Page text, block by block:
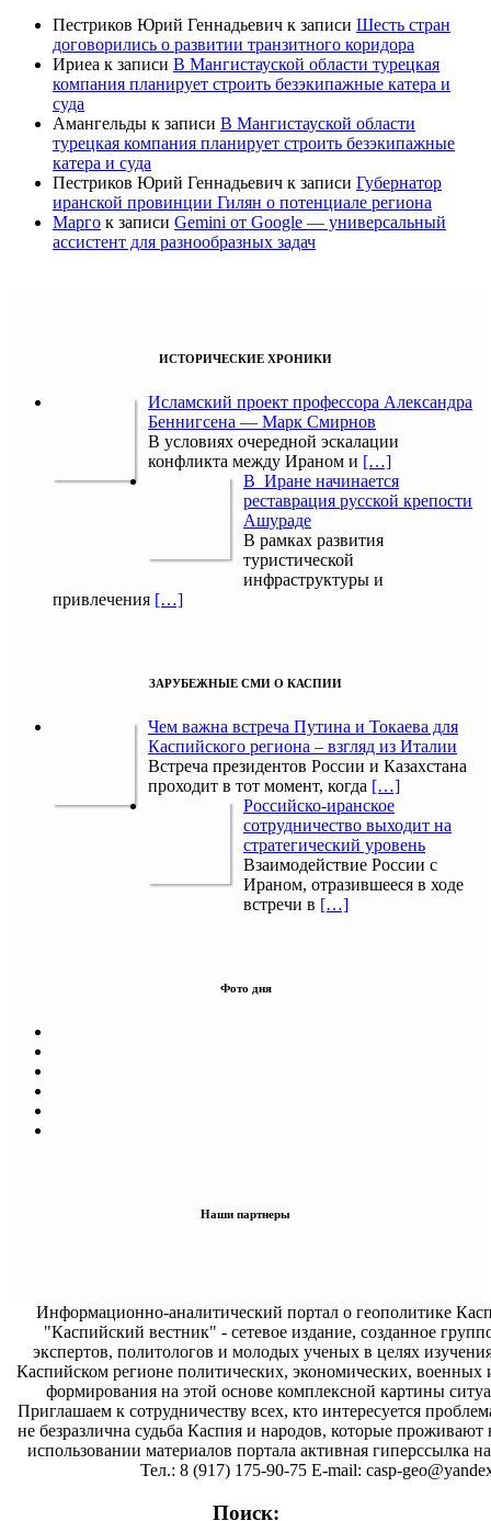
Пестриков Юрий Геннадьевич к записи Шесть стран
договорились о развитии транзитного коридора
Ириеа к записи В Мангистауской области турецкая
компания планирует строить безэкипажные катера и
суда
Амангельды к записи В Мангистауской области
турецкая компания планирует строить безэкипажные
катера и суда
Пестриков Юрий Геннадьевич к записи Губернатор
иранской провинции Гилян о потенциале региона
Марго к записи Gemini от Google — универсальный
ассистент для разнообразных задач
ИСТОРИЧЕСКИЕ ХРОНИКИ
Исламский проект профессора Александра
Беннигсена — Марк Смирнов
В условиях очередной эскалации
конфликта между Ираном и […]
В Иране начинается
реставрация русской крепости
Ашураде
В рамках развития
туристической
инфраструктуры и
привлечения […]
ЗАРУБЕЖНЫЕ СМИ О КАСПИИ
Чем важна встреча Путина и Токаева для
Каспийского региона – взгляд из Италии
Встреча президентов России и Казахстана
проходит в тот момент, когда […]
Российско-иранское
сотрудничество выходит на
стратегический уровень
Взаимодействие России с
Ираном, отразившееся в ходе
встречи в […]
Фото дня
Наши партнеры
Информационно-аналитический портал о геополитике
"Каспийский вестник" - сетевое издание, созданное
экспертов, политологов и молодых ученых в целях
Каспийском регионе политических, экономических, военных
формирования на этой основе комплексной картины
Приглашаем к сотрудничеству всех, кто интересуется
не безразлична судьба Каспия и народов, которые проживают
использовании материалов портала активная гиперссылка на
Тел.: 8 (917) 175-90-75 E-mail: casp-
Поиск: